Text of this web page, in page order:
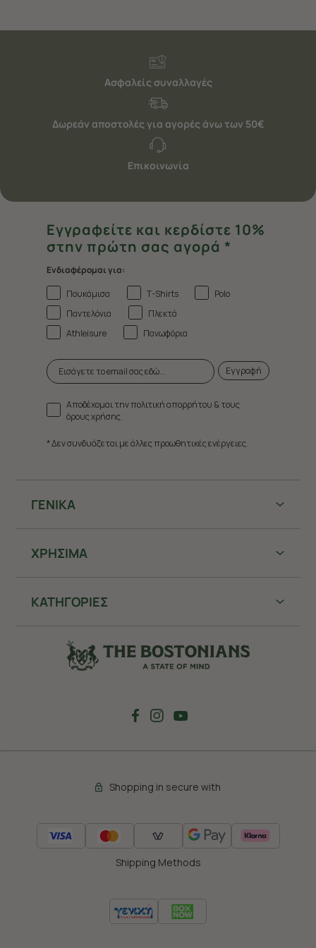
Ασφαλείς συναλλαγές
Δωρεάν αποστολές για αγορές άνω των 50€
Επικοινωνία
ΓΕΝΙΚΑ
ΧΡHΣΙΜΑ
ΚΑΤΗΓΟΡΙΕΣ
Εγγραφείτε και κερδίστε 10%
στην πρώτη σας αγορά *
Ενδιαφέρομαι για:
Πουκάμισα
T-Shirts
Polo
Παντελόνια
Πλεκτά
Athleisure
Πανωφόρια
Εγγραφή
Αποδέχομαι την πολιτική απορρήτου & τους
όρους χρήσης.
* Δεν συνδυάζεται με άλλες προωθητικές ενέργειες.
Shopping in secure with
Shipping Methods